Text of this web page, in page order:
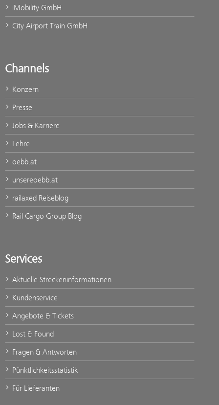
iMobility GmbH
City Airport Train GmbH
Channels
Konzern
Presse
Jobs & Karriere
Lehre
oebb.at
unsereoebb.at
railaxed Reiseblog
Rail Cargo Group Blog
Services
Aktuelle Streckeninformationen
Kundenservice
Angebote & Tickets
Lost & Found
Fragen & Antworten
Pünktlichkeitsstatistik
Für Lieferanten